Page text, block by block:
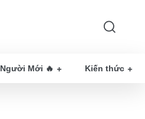
Người Mới 🔥 Kiến thức